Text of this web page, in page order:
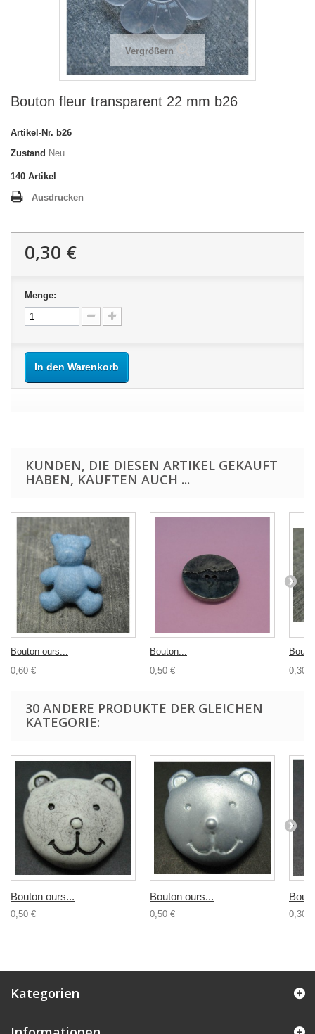
Vergrößern
Bouton fleur transparent 22 mm b26
Artikel-Nr. b26
Zustand Neu
140 Artikel
Ausdrucken
0,30 €
Menge:
In den Warenkorb
KUNDEN, DIE DIESEN ARTIKEL GEKAUFT
HABEN, KAUFTEN AUCH ...
Bouton ours...
0,60 €
Bouton...
0,50 €
0,30 €
30 ANDERE PRODUKTE DER GLEICHEN
KATEGORIE:
Bouton ours...
0,50 €
Bouton ours...
0,50 € 0,30 €
Kategorien